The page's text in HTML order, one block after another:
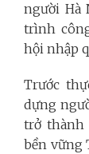
người Hà
trình
hội nhập
Trước
dựng
trở thành
bền vững